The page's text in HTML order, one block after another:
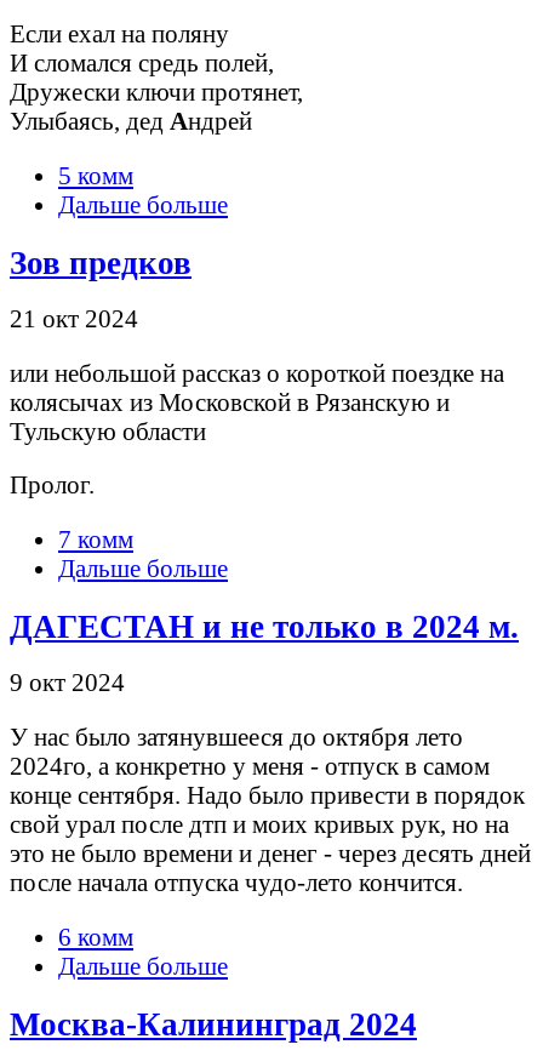
Если ехал на поляну
И сломался средь полей,
Дружески ключи протянет,
Улыбаясь, дед Андрей
5 комм
Дальше больше
Зов предков
21 окт 2024
или небольшой рассказ о короткой поездке на
колясычах из Московской в Рязанскую и
Тульскую области
Пролог.
7 комм
Дальше больше
ДАГЕСТАН и не только в 2024 м.
9 окт 2024
У нас было затянувшееся до октября лето
2024го, а конкретно у меня - отпуск в самом
конце сентября. Надо было привести в порядок
свой урал после дтп и моих кривых рук, но на
это не было времени и денег - через десять дней
после начала отпуска чудо-лето кончится.
6 комм
Дальше больше
Москва-Калининград 2024